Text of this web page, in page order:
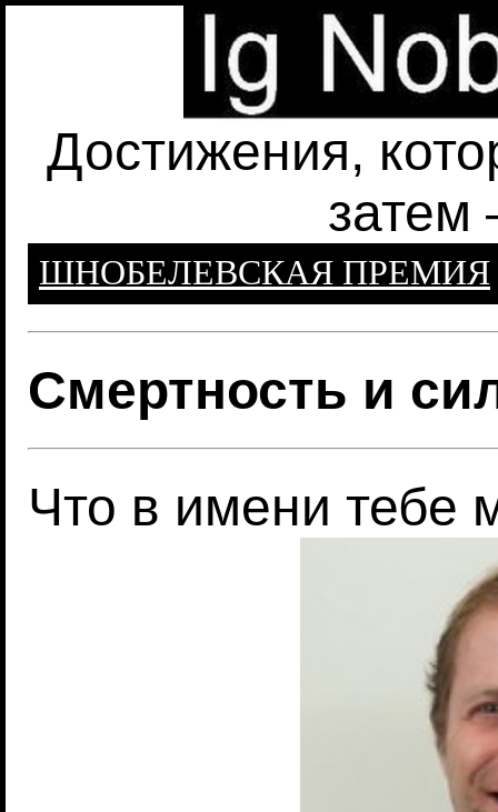
Достижения,
затем
ШНОБЕЛЕВСКАЯ ПРЕМИЯ
Смертность и
Что в имени тебе